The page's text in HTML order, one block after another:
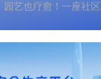
园艺也疗愈！一座社